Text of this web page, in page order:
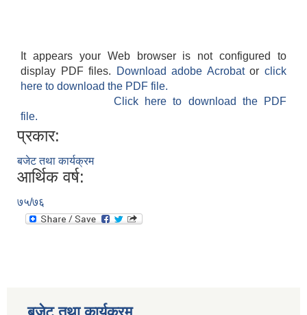
It appears your Web browser is not configured to
display PDF files.
Download adobe Acrobatorclick
here to download the PDF file.
Click here to download the PDF
file.
प्रकार:
बजेट तथा कार्यक्रम
आर्थिक वर्ष:
७५/७६